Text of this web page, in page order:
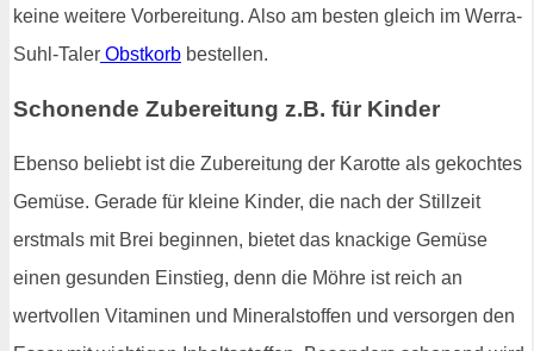
keine weitere Vorbereitung. Also am besten gleich im Werra-
Suhl-Taler Obstkorb bestellen.
Schonende Zubereitung z.B. für Kinder
Ebenso beliebt ist die Zubereitung der Karotte als gekochtes
Gemüse. Gerade für kleine Kinder, die nach der Stillzeit
erstmals mit Brei beginnen, bietet das knackige Gemüse
einen gesunden Einstieg, denn die Möhre ist reich an
wertvollen Vitaminen und Mineralstoffen und versorgen den